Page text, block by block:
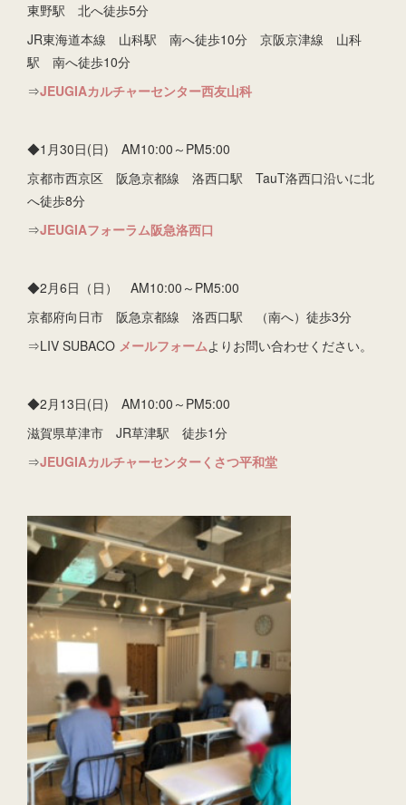
東野駅 北へ徒歩5分
JR東海道本線 山科駅 南へ徒歩10分 京阪京津線 山科
駅 南へ徒歩10分
⇒JEUGIAカルチャーセンター西友山科
◆1月30日(日) AM10:00～PM5:00
京都市西京区 阪急京都線 洛西口駅 TauT洛西口沿いに北
へ徒歩8分
⇒JEUGIAフォーラム阪急洛西口
◆2月6日（日） AM10:00～PM5:00
京都府向日市 阪急京都線 洛西口駅 （南へ）徒歩3分
⇒LIV SUBACO メールフォームよりお問い合わせください。
◆2月13日(日) AM10:00～PM5:00
滋賀県草津市 JR草津駅 徒歩1分
⇒JEUGIAカルチャーセンターくさつ平和堂